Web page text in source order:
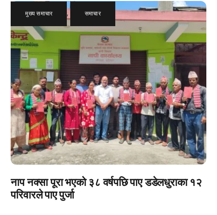
मुख्य समाचार , समाचार
नाप नक्सा पूरा भएको ३८ वर्षपछि पाए डडेलधुराका १२
परिवारले पाए पुर्जा